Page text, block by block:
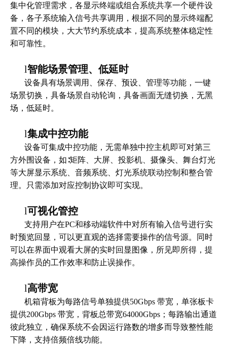
集中化管理需求，各显示终端或组合系统共享一个硬件设
备，各子系统输入信号共享调用，根据不同的显示终端配
置不同的模块，大大节约系统成本，提高系统整体稳定性
和可靠性。
l智能场景管理、低延时
设备具有场景调用、保存、预设、管理等功能，一键
场景切换，具备场景自动轮询，具备画面无缝切换，无黑
场，低延时。
l集成中控功能
设备可集成中控功能，无需单独中控主机即可对第三
方外围设备，如∶矩阵、大屏、投影机、摄像头、舞台灯光
等大屏显示系统、音频系统、灯光系统联动控制和整合管
理。只需添加对应控制协议即可实现。
l可视化管控
支持用户在PC和移动端软件中对所有输入信号进行实
时预览回显，可以更直观的选择需要操作的信号源。同时
可以在界面中观看大屏的实时回显图像，所见即所得，提
高操作员的工作效率和防止误操作。
l高带宽
机箱背板为每路信号单独提供50Gbps 带宽，单张板卡
提供200Gbps 带宽，背板总带宽64000Gbps；每路输出通道
彼此独立，确保系统不会因运行路数的增多而导致整性能
下降，支持倍频倍线功能。